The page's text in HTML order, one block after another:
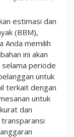
estimasi dan
(BBM),
Anda memilih
ini akan
selama periode
untuk
terkait dengan
untuk
dan